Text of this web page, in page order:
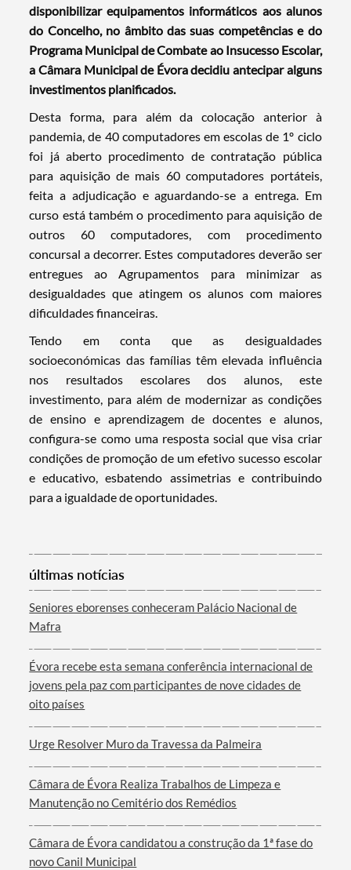
Termo de Pesquisa
Categorias gerais
Filtros
disponibilizar equipamentos informáticos aos alunos
do Concelho, no âmbito das suas competências e do
Programa Municipal de Combate ao Insucesso Escolar,
a Câmara Municipal de Évora decidiu antecipar alguns
investimentos planificados.
Desta forma, para além da colocação anterior à
pandemia, de 40 computadores em escolas de 1º ciclo
foi já aberto procedimento de contratação pública
para aquisição de mais 60 computadores portáteis,
feita a adjudicação e aguardando-se a entrega. Em
curso está também o procedimento para aquisição de
outros 60 computadores, com procedimento
concursal a decorrer. Estes computadores deverão ser
entregues ao Agrupamentos para minimizar as
desigualdades que atingem os alunos com maiores
dificuldades financeiras.
Tendo em conta que as desigualdades
socioeconómicas das famílias têm elevada influência
nos resultados escolares dos alunos, este
investimento, para além de modernizar as condições
de ensino e aprendizagem de docentes e alunos,
configura-se como uma resposta social que visa criar
condições de promoção de um efetivo sucesso escolar
e educativo, esbatendo assimetrias e contribuindo
para a igualdade de oportunidades.
últimas notícias
Seniores eborenses conheceram Palácio Nacional de
Mafra
Évora recebe esta semana conferência internacional de
jovens pela paz com participantes de nove cidades de
oito países
Urge Resolver Muro da Travessa da Palmeira
Câmara de Évora Realiza Trabalhos de Limpeza e
Manutenção no Cemitério dos Remédios
Câmara de Évora candidatou a construção da 1ª fase do
novo Canil Municipal